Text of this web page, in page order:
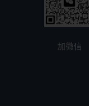
加微信